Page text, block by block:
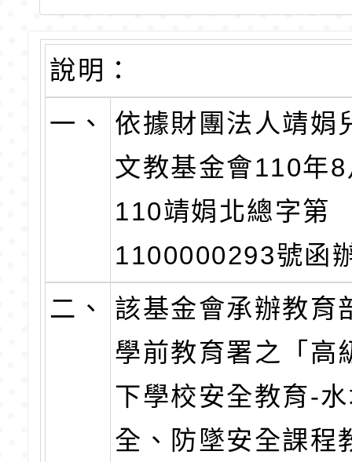
說明：
一、
依據財團法人靖娟
文教基金會110年
110靖娟北總字第
1100000293號函
二、
該基金會承辦教育
學前教育署之「高
下學校安全教育-
全、防墜安全課程